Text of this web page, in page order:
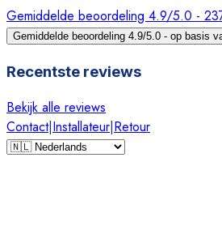
Gemiddelde beoordeling 4.9/5.0 -
Gemiddelde beoordeling 4.9/5.0 - op basis
Recentste reviews
Bekijk alle reviews
Contact|Installateur|Retour